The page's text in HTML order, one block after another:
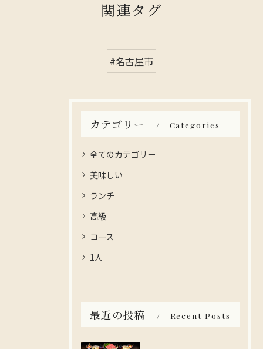
関連タグ
#名古屋市
カテゴリー Categories
全てのカテゴリー
美味しい
ランチ
高級
コース
1人
最近の投稿 Recent Posts